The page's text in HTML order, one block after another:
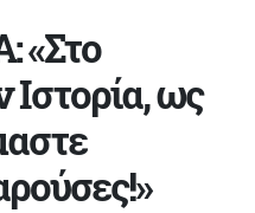
«Στο
Ιστορία, ως